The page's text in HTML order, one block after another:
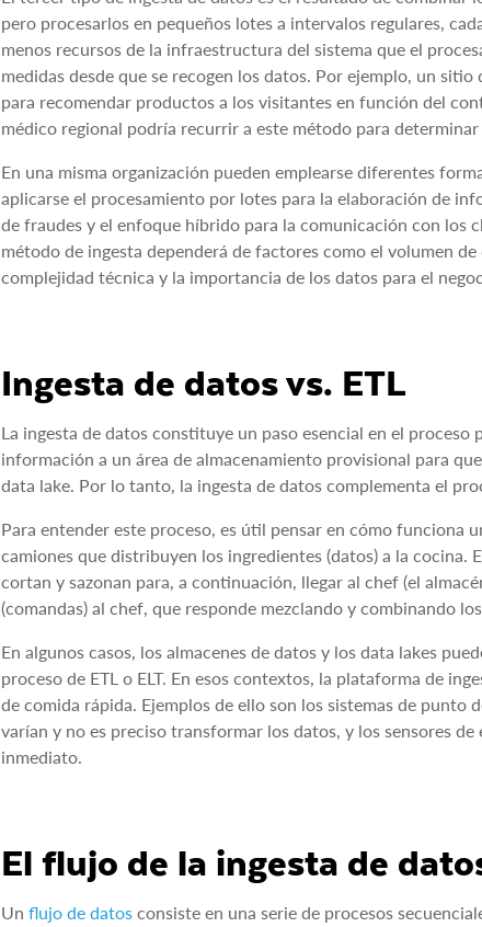
pero procesarlos en pequeños lotes a intervalos regulares,
menos recursos de la infraestructura del sistema que el
medidas desde que se recogen los datos. Por ejemplo, un
para recomendar productos a los visitantes en función del
médico regional podría recurrir a este método para
En una misma organización pueden emplearse diferentes
aplicarse el procesamiento por lotes para la elaboración de
de fraudes y el enfoque híbrido para la comunicación con los
método de ingesta dependerá de factores como el volumen
complejidad técnica y la importancia de los datos para el
Ingesta de datos vs. ETL
La ingesta de datos constituye un paso esencial en el proceso
información a un área de almacenamiento provisional para
data lake. Por lo tanto, la ingesta de datos complementa el
Para entender este proceso, es útil pensar en cómo funciona
camiones que distribuyen los ingredientes (datos) a la cocina.
cortan y sazonan para, a continuación, llegar al chef (el
(comandas) al chef, que responde mezclando y combinando
En algunos casos, los almacenes de datos y los data lakes
proceso de ETL o ELT. En esos contextos, la plataforma de
de comida rápida. Ejemplos de ello son los sistemas de
varían y no es preciso transformar los datos, y los sensores
inmediato.
El flujo de la ingesta de
Un flujo de datos consiste en una serie de procesos